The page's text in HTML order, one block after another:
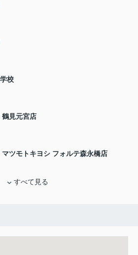
校
鶴見元宮店
マツモトキヨシ フォルテ森永橋店
すべて見る